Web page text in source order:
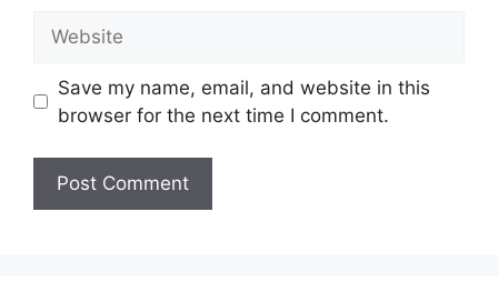
Save my name, email, and website in this
browser for the next time I comment.